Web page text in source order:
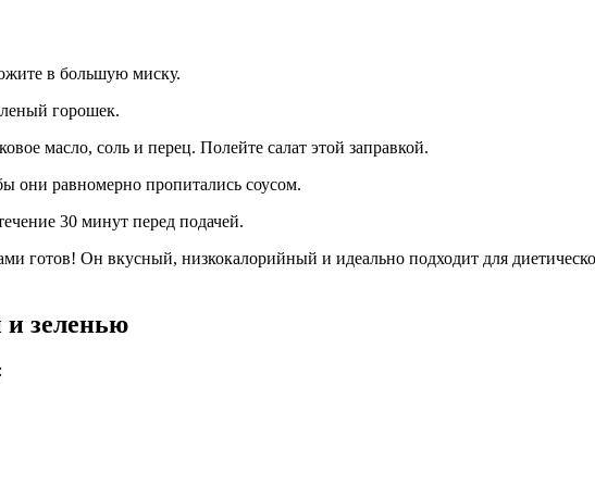
в большую миску.
горошек.
масло, соль и перец. Полейте салат этой заправкой.
они равномерно пропитались соусом.
30 минут перед подачей.
готов! Он вкусный, низкокалорийный и идеально подходит для
зеленью